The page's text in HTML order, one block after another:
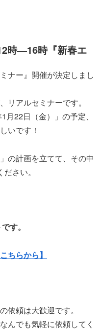
時―16時『新春エ
ナー』開催が決定しまし
リアルセミナーです。
22日（金）」の予定、
いです！
の計画を立てて、その中
さい。
す。
ちらから】
依頼は大歓迎です。
んでも気軽に依頼してく